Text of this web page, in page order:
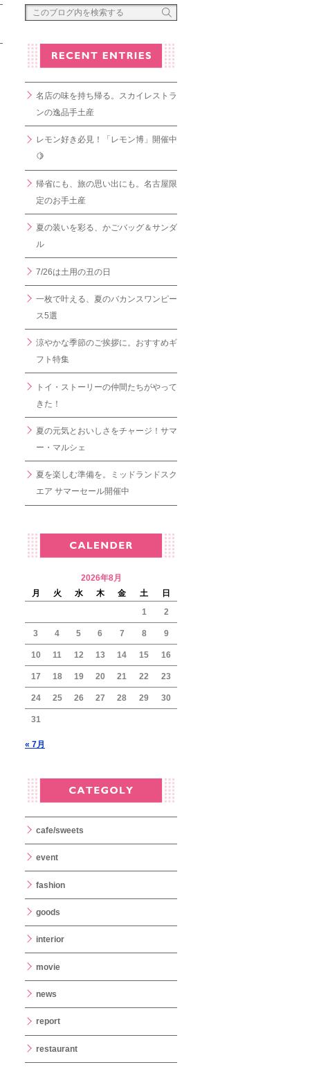
名店の味を持ち帰る。スカイレストラ
ンの逸品手土産
レモン好き必見！「レモン博」開催中
🍋
帰省にも、旅の思い出にも。名古屋限
定のお手土産
夏の装いを彩る、かごバッグ＆サンダ
ル
7/26は土用の丑の日
一枚で叶える、夏のバカンスワンピー
ス5選
涼やかな季節のご挨拶に。おすすめギ
フト特集
トイ・ストーリーの仲間たちがやって
きた！
夏の元気とおいしさをチャージ！サマ
ー・マルシェ
夏を楽しむ準備を。ミッドランドスク
エア サマーセール開催中
2026年8月
月
火 水 木 金 土
日
1
2
3 4 5 6 7 8 9
10 11 12 13 14 15 16
17 18 19 20 21 22 23
24 25 26 27 28 29 30
31
« 7月
cafe/sweets
event
fashion
goods
interior
movie
news
report
restaurant